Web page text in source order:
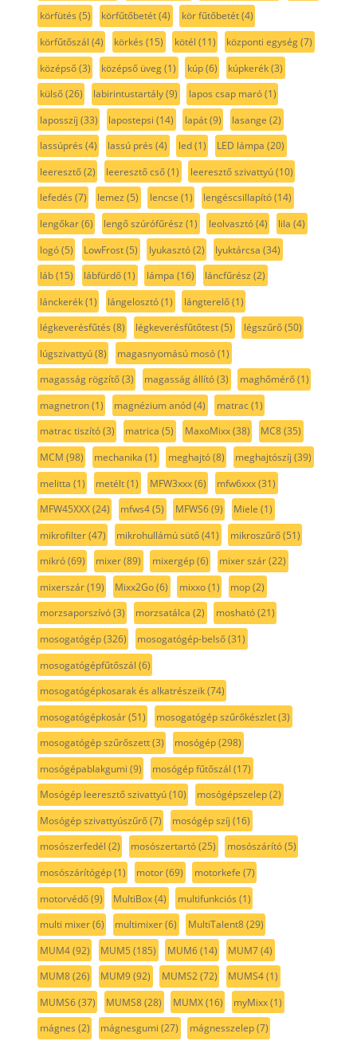
körfütés (5) körfűtőbetét(4) kör fűtőbetét(4)
körfűtőszál (4) körkés (15) kötél (11) központi egység(7)
középső(3) középső üveg(1) kúp(6) kúpkerék(3)
külső(26) labirintustartály(9) lapos csap maró(1)
laposszíj (33) lapostepsi (14) lapát(9) lasange (2)
lassúprés (4) lassú prés (4) led(1) LED lámpa (20)
leeresztő(2) leeresztő cső(1) leeresztő szivattyú(10)
lefedés (7) lemez (5) lencse (1) lengéscsillapító(14)
lengőkar(6) lengő szúrófűrész (1) leolvasztó(4) lila (4)
logó(5) LowFrost(5) lyukasztó(2) lyuktárcsa (34)
láb(15) lábfürdő(1) lámpa (16) láncfűrész (2)
lánckerék(1) lángelosztó(1) lángterelő(1)
légkeverésfűtés (8) légkeverésfűtőtest(5) légszűrő(50)
lúgszivattyú(8) magasnyomású mosó(1)
magasság rögzítő(3) magasság állító(3) maghőmérő(1)
magnetron(1) magnézium anód(4) matrac(1)
matrac tiszító(3) matrica (5) MaxoMixx(38) MC8(35)
MCM (98) mechanika (1) meghajtó(8) meghajtószíj (39)
melitta (1) metélt(1) MFW3xxx(6) mfw6xxx(31)
MFW45XXX(24) mfws4(5) MFWS6(9) Miele (1)
mikrofilter(47) mikrohullámú sütő(41) mikroszűrő(51)
mikró(69) mixer(89) mixergép(6) mixer szár(22)
mixerszár(19) Mixx2Go(6) mixxo(1) mop(2)
morzsaporszívó(3) morzsatálca (2) mosható(21)
mosogatógép(326) mosogatógép-belső(31)
mosogatógépfűtőszál (6)
mosogatógépkosarak és alkatrészeik(74)
mosogatógépkosár(51) mosogatógép szűrőkészlet(3)
mosogatógép szűrőszett(3) mosógép(298)
mosógépablakgumi (9) mosógép fűtőszál (17)
Mosógép leeresztő szivattyú(10) mosógépszelep(2)
Mosógép szivattyúszűrő(7) mosógép szíj (16)
mosószerfedél (2) mosószertartó(25) mosószárító(5)
mosószárítógép(1) motor(69) motorkefe (7)
motorvédő(9) MultiBox(4) multifunkciós (1)
multi mixer(6) multimixer(6) MultiTalent8(29)
MUM4(92) MUM5 (185) MUM6(14) MUM7(4)
MUM8(26) MUM9(92) MUMS2(72) MUMS4(1)
MUMS6(37) MUMS8(28) MUMX(16) myMixx(1)
mágnes (2) mágnesgumi (27) mágnesszelep(7)